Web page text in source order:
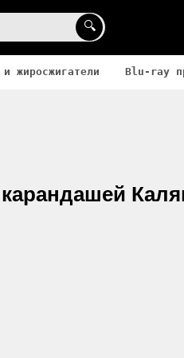
🔍
жиросжигатели Blu-ray